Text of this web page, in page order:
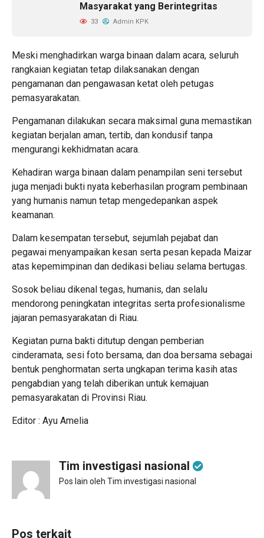
Masyarakat yang Berintegritas
33 Admin KPK
Meski menghadirkan warga binaan dalam acara, seluruh
rangkaian kegiatan tetap dilaksanakan dengan
pengamanan dan pengawasan ketat oleh petugas
pemasyarakatan.
Pengamanan dilakukan secara maksimal guna memastikan
kegiatan berjalan aman, tertib, dan kondusif tanpa
mengurangi kekhidmatan acara.
Kehadiran warga binaan dalam penampilan seni tersebut
juga menjadi bukti nyata keberhasilan program pembinaan
yang humanis namun tetap mengedepankan aspek
keamanan.
Dalam kesempatan tersebut, sejumlah pejabat dan
pegawai menyampaikan kesan serta pesan kepada Maizar
atas kepemimpinan dan dedikasi beliau selama bertugas.
Sosok beliau dikenal tegas, humanis, dan selalu
mendorong peningkatan integritas serta profesionalisme
jajaran pemasyarakatan di Riau.
Kegiatan purna bakti ditutup dengan pemberian
cinderamata, sesi foto bersama, dan doa bersama sebagai
bentuk penghormatan serta ungkapan terima kasih atas
pengabdian yang telah diberikan untuk kemajuan
pemasyarakatan di Provinsi Riau.
Editor : Ayu Amelia
Tim investigasi nasional
Pos lain oleh Tim investigasi nasional
Pos terkait